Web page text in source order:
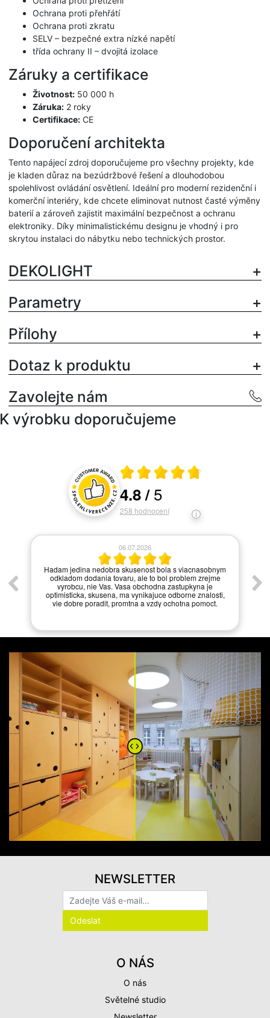
Ochrana proti přehřátí
Ochrana proti zkratu
SELV – bezpečné extra nízké napětí
třída ochrany II – dvojitá izolace
Záruky a certifikace
Životnost: 50 000 h
Záruka: 2 roky
Certifikace: CE
Doporučení architekta
Tento napájecí zdroj doporučujeme pro všechny projekty, kde
je kladen důraz na bezúdržbové řešení a dlouhodobou
spolehlivost ovládání osvětlení. Ideální pro moderní rezidenční i
komerční interiéry, kde chcete eliminovat nutnost časté výměny
baterií a zároveň zajistit maximální bezpečnost a ochranu
elektroniky. Díky minimalistickému designu je vhodný i pro
skrytou instalaci do nábytku nebo technických prostor.
DEKOLIGHT
Parametry
Přílohy
Dotaz k produktu
Zavolejte nám
K výrobku doporučujeme
Hodnocení a recenze zákazníků
Průměrné hodnocení 4.8 z 5
4.8/5
258 hodnocení
06.07.2026
Hadam jedina nedobra skusenost bola s viacnasobnym
odkladom dodania tovaru, ale to bol problem zrejme
vyrobcu, nie Vas. Vasa obchodna zastupkyna je
optimisticka, skusena, ma vynikajuce odborne znalosti,
vie dobre poradit, promtna a vzdy ochotna pomoct.
O NÁS
O nás
Světelné studio
NEWSLETTER